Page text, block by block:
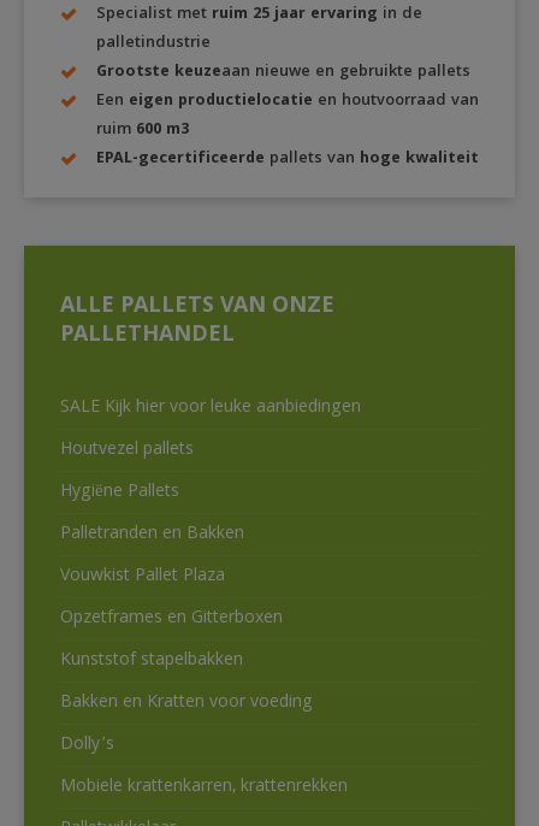
Specialist met ruim 25 jaar ervaring in de
palletindustrie
Grootste keuzeaan nieuwe en gebruikte pallets
Een eigen productielocatie en houtvoorraad van
ruim 600 m3
EPAL-gecertificeerde pallets van hoge kwaliteit
ALLE PALLETS VAN ONZE
PALLETHANDEL
SALE Kijk hier voor leuke aanbiedingen
Houtvezel pallets
Hygiëne Pallets
Palletranden en Bakken
Vouwkist Pallet Plaza
Opzetframes en Gitterboxen
Kunststof stapelbakken
Bakken en Kratten voor voeding
Dolly’s
Mobiele krattenkarren, krattenrekken